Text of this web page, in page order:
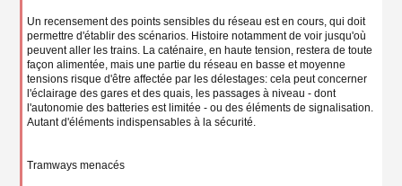
Un recensement des points sensibles du réseau est en cours, qui doit
permettre d'établir des scénarios. Histoire notamment de voir jusqu'où
peuvent aller les trains. La caténaire, en haute tension, restera de toute
façon alimentée, mais une partie du réseau en basse et moyenne
tensions risque d'être affectée par les délestages: cela peut concerner
l'éclairage des gares et des quais, les passages à niveau - dont
l'autonomie des batteries est limitée - ou des éléments de signalisation.
Autant d'éléments indispensables à la sécurité.
Tramways menacés